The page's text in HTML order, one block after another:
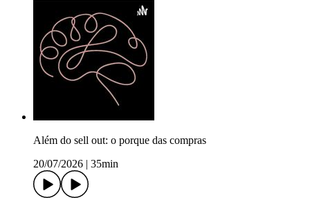
Além do sell out: o porque das compras
20/07/2026
35min